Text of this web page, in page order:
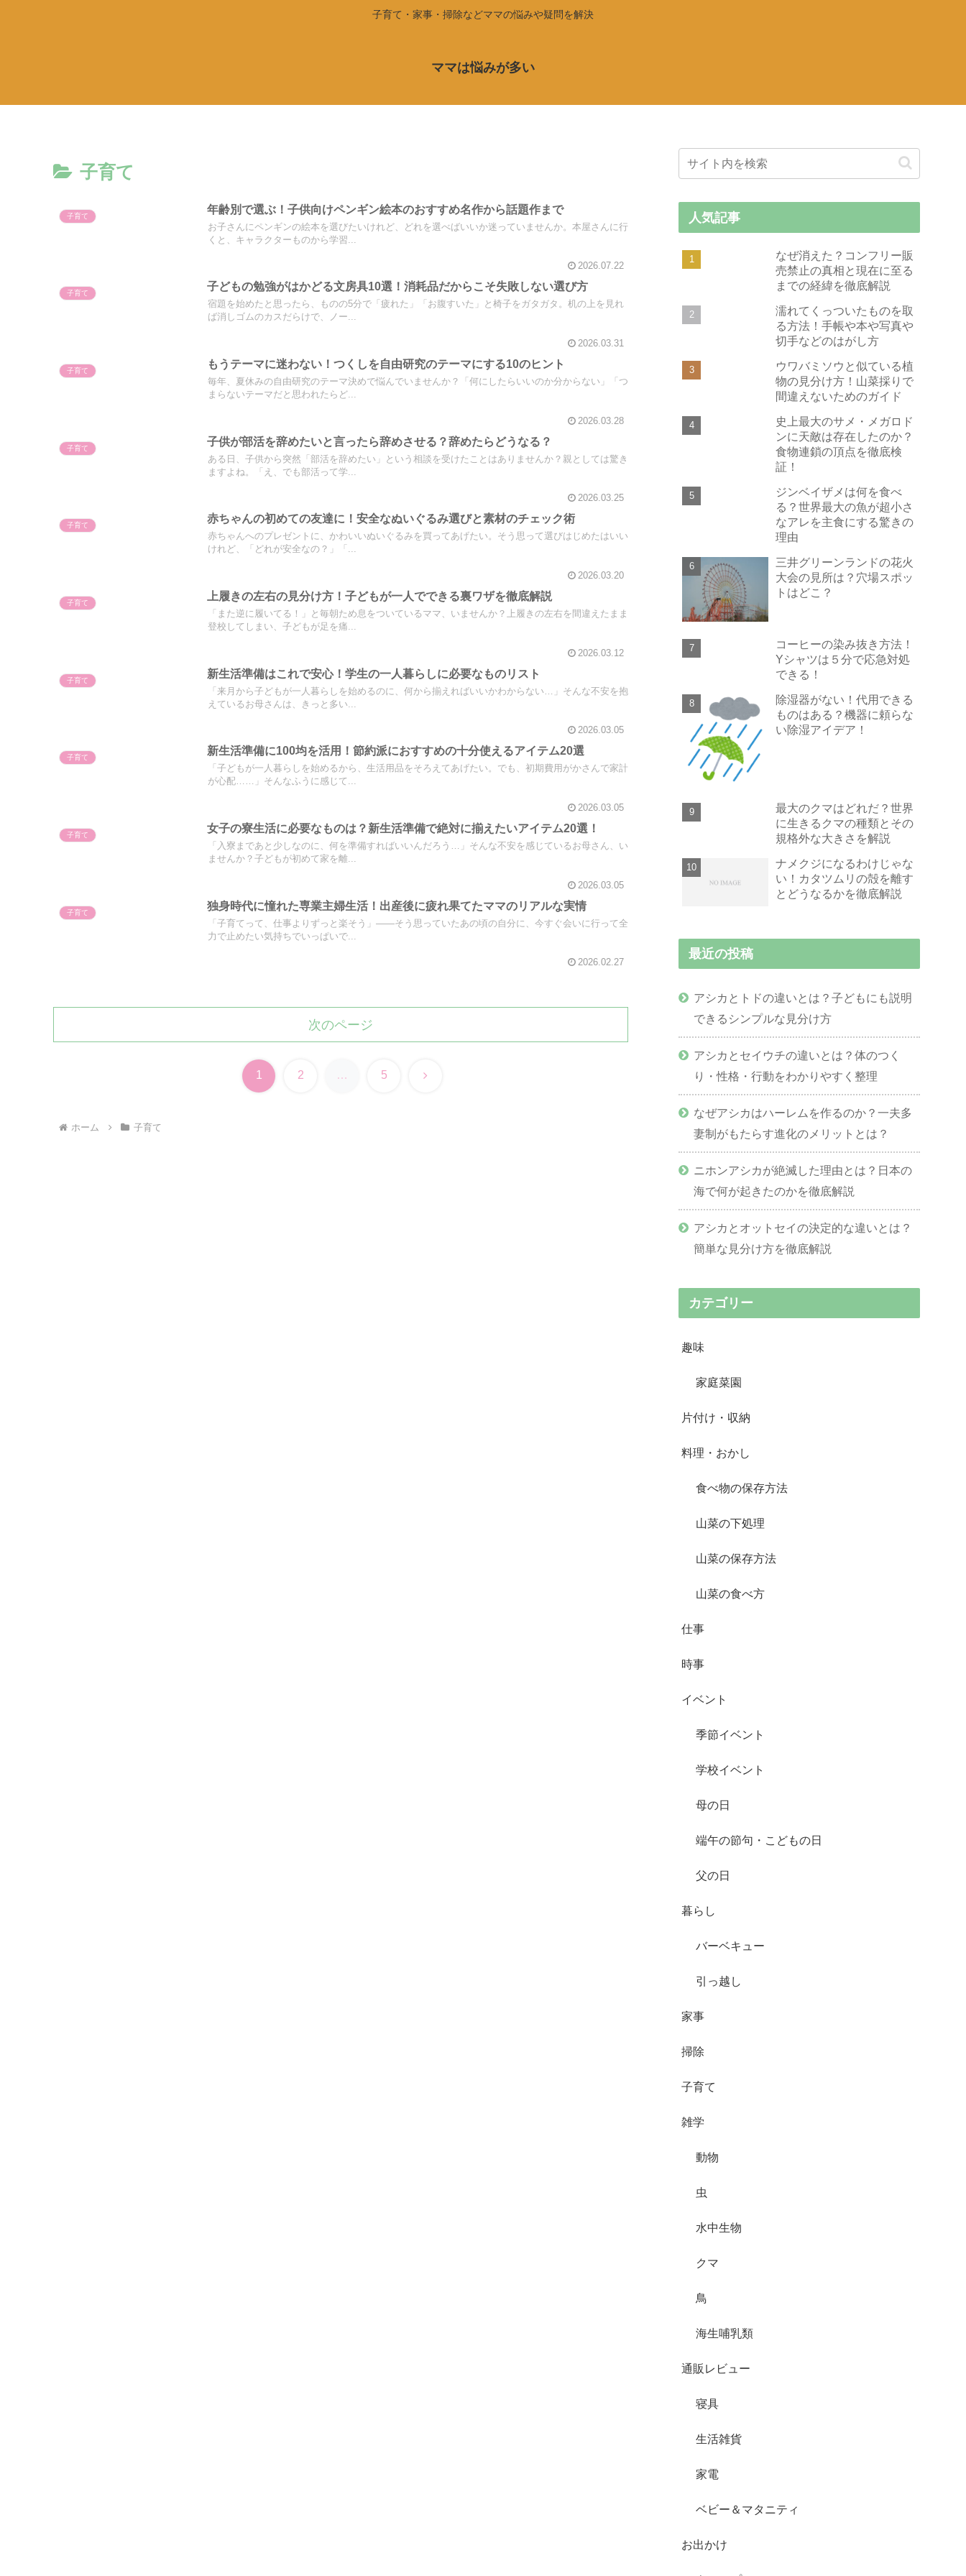
子育て・家事・掃除などママの悩みや疑問を解決
ママは悩みが多い
子育て
子育て
年齢別で選ぶ！子供向けペンギン絵本のおすすめ名作から話題作まで
お子さんにペンギンの絵本を選びたいけれど、どれを選べばいいか迷っていませんか。本屋さんに行
くと、キャラクターものから学習...
2026.07.22
子育て
子どもの勉強がはかどる文房具10選！消耗品だからこそ失敗しない選び方
宿題を始めたと思ったら、ものの5分で「疲れた」「お腹すいた」と椅子をガタガタ。机の上を見れ
ば消しゴムのカスだらけで、ノー...
2026.03.31
子育て
もうテーマに迷わない！つくしを自由研究のテーマにする10のヒント
毎年、夏休みの自由研究のテーマ決めで悩んでいませんか？「何にしたらいいのか分からない」「つ
まらないテーマだと思われたらど...
2026.03.28
子育て
子供が部活を辞めたいと言ったら辞めさせる？辞めたらどうなる？
ある日、子供から突然「部活を辞めたい」という相談を受けたことはありませんか？親としては驚き
ますよね。「え、でも部活って学...
2026.03.25
子育て
赤ちゃんの初めての友達に！安全なぬいぐるみ選びと素材のチェック術
赤ちゃんへのプレゼントに、かわいいぬいぐるみを買ってあげたい。そう思って選びはじめたはいい
けれど、「どれが安全なの？」「...
2026.03.20
子育て
上履きの左右の見分け方！子どもが一人でできる裏ワザを徹底解説
「また逆に履いてる！」と毎朝ため息をついているママ、いませんか？上履きの左右を間違えたまま
登校してしまい、子どもが足を痛...
2026.03.12
子育て
新生活準備はこれで安心！学生の一人暮らしに必要なものリスト
「来月から子どもが一人暮らしを始めるのに、何から揃えればいいかわからない…」そんな不安を抱
えているお母さんは、きっと多い...
2026.03.05
子育て
新生活準備に100均を活用！節約派におすすめの十分使えるアイテム20選
「子どもが一人暮らしを始めるから、生活用品をそろえてあげたい。でも、初期費用がかさんで家計
が心配……」そんなふうに感じて...
2026.03.05
子育て
女子の寮生活に必要なものは？新生活準備で絶対に揃えたいアイテム20選！
「入寮まであと少しなのに、何を準備すればいいんだろう…」そんな不安を感じているお母さん、い
ませんか？子どもが初めて家を離...
2026.03.05
子育て
独身時代に憧れた専業主婦生活！出産後に疲れ果てたママのリアルな実情
「子育てって、仕事よりずっと楽そう」——そう思っていたあの頃の自分に、今すぐ会いに行って全
力で止めたい気持ちでいっぱいで...
2026.02.27
次のページ
1 2 … 5 次
ホーム 子育て
人気記事
なぜ消えた？コンフリー販
売禁止の真相と現在に至る
までの経緯を徹底解説
濡れてくっついたものを取
る方法！手帳や本や写真や
切手などのはがし方
ウワバミソウと似ている植
物の見分け方！山菜採りで
間違えないためのガイド
史上最大のサメ・メガロド
ンに天敵は存在したのか？
食物連鎖の頂点を徹底検
証！
ジンベイザメは何を食べ
る？世界最大の魚が超小さ
なアレを主食にする驚きの
理由
三井グリーンランドの花火
大会の見所は？穴場スポッ
トはどこ？
コーヒーの染み抜き方法！
Yシャツは５分で応急対処
できる！
除湿器がない！代用できる
ものはある？機器に頼らな
い除湿アイデア！
最大のクマはどれだ？世界
に生きるクマの種類とその
規格外な大きさを解説
ナメクジになるわけじゃな
い！カタツムリの殻を離す
とどうなるかを徹底解説
最近の投稿
アシカとトドの違いとは？子どもにも説明
できるシンプルな見分け方
アシカとセイウチの違いとは？体のつく
り・性格・行動をわかりやすく整理
なぜアシカはハーレムを作るのか？一夫多
妻制がもたらす進化のメリットとは？
ニホンアシカが絶滅した理由とは？日本の
海で何が起きたのかを徹底解説
アシカとオットセイの決定的な違いとは？
簡単な見分け方を徹底解説
カテゴリー
趣味
家庭菜園
片付け・収納
料理・おかし
食べ物の保存方法
山菜の下処理
山菜の保存方法
山菜の食べ方
仕事
時事
イベント
季節イベント
学校イベント
母の日
端午の節句・こどもの日
父の日
暮らし
バーベキュー
引っ越し
家事
掃除
子育て
雑学
動物
虫
水中生物
クマ
鳥
海生哺乳類
通販レビュー
寝具
生活雑貨
家電
ベビー＆マタニティ
お出かけ